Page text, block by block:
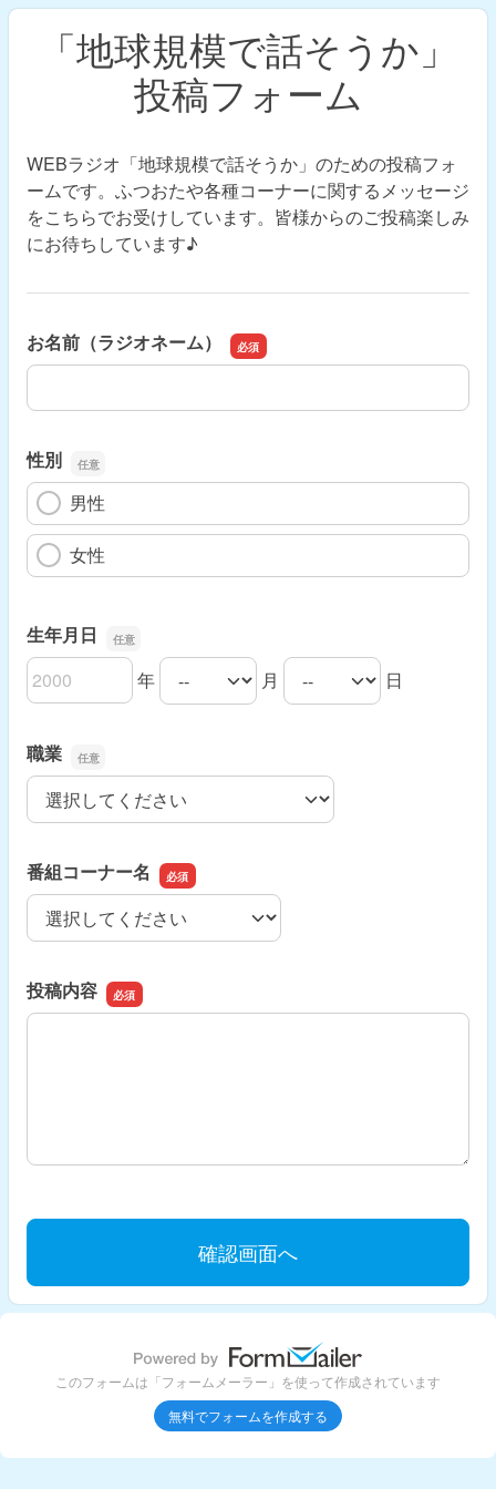
「地球規模で話そうか」
投稿フォーム
WEBラジオ「地球規模で話そうか」のための投稿フォ
ームです。ふつおたや各種コーナーに関するメッセージ
をこちらでお受けしています。皆様からのご投稿楽しみ
にお待ちしています♪
お名前（ラジオネーム）
お名前（ラジオネーム）
性別
男性
女性
生年月日
生年月日の年 年
生年月日の月 月
生年月日の日 日
職業
職業
番組コーナー名
番組コーナー名
投稿内容
投稿内容
このフォームは「フォームメーラー」を使って作成されています
無料でフォームを作成する